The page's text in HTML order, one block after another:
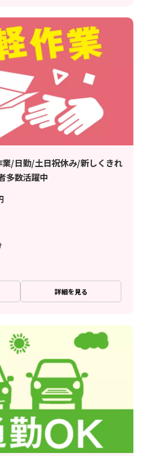
業/日勤/土日祝休み/新しくきれ
多数活躍中
詳細を見る